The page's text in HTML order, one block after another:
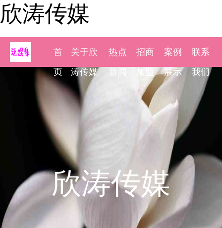
欣涛传媒
首
页
关于欣
涛传媒
热点
新闻
招商
加盟
案例
展示
联系
我们
欣涛传媒